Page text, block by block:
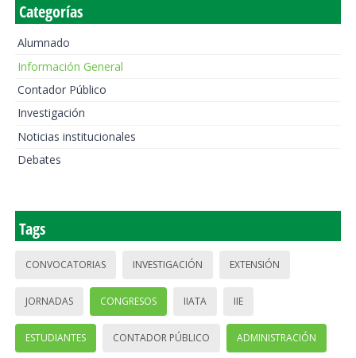
Categorías
Alumnado
Información General
Contador Público
Investigación
Noticias institucionales
Debates
Tags
CONVOCATORIAS INVESTIGACIÓN EXTENSIÓN
JORNADAS CONGRESOS IIATA IIE
ESTUDIANTES CONTADOR PÚBLICO ADMINISTRACIÓN